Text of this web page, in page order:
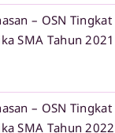
– OSN
SMA Tahun
– OSN
SMA Tahun